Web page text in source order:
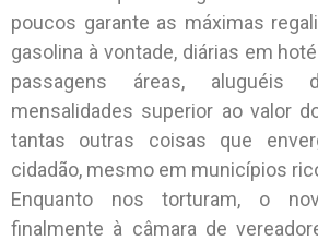
poucos garante as máximas
gasolina à vontade, diárias em
passagens áreas,
mensalidades superior ao valor
tantas outras coisas que
cidadão, mesmo em municípios
Enquanto nos torturam, o
finalmente à câmara de